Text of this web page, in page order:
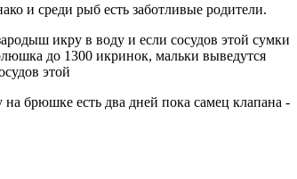
и среди рыб есть заботливые родители.
икру в воду и если сосудов этой сумки
до 1300 икринок, мальки выведутся
этой
на брюшке есть два дней пока самец клапана -